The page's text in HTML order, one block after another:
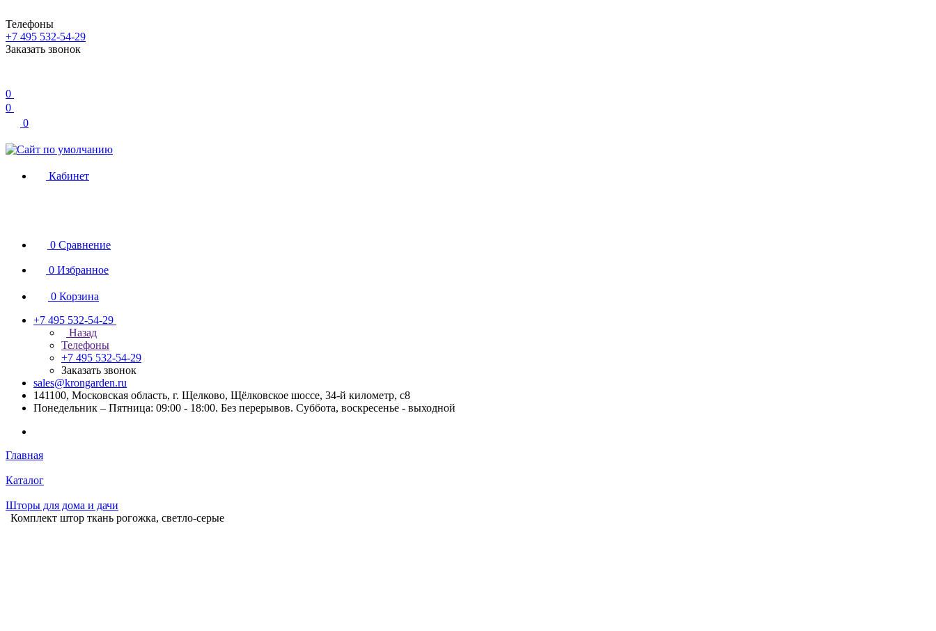
Телефоны
+7 495 532-54-29
Заказать звонок
0
0
0
Кабинет
0 Сравнение
0 Избранное
0 Корзина
+7 495 532-54-29
Назад
Телефоны
+7 495 532-54-29
Заказать звонок
sales@krongarden.ru
141100, Московская область, г. Щелково, Щёлковское шоссе, 34-й километр, с8
Понедельник – Пятница: 09:00 - 18:00. Без перерывов. Суббота, воскресенье - выходной
Главная
Каталог
Шторы для дома и дачи
Комплект штор ткань рогожка, светло-серые